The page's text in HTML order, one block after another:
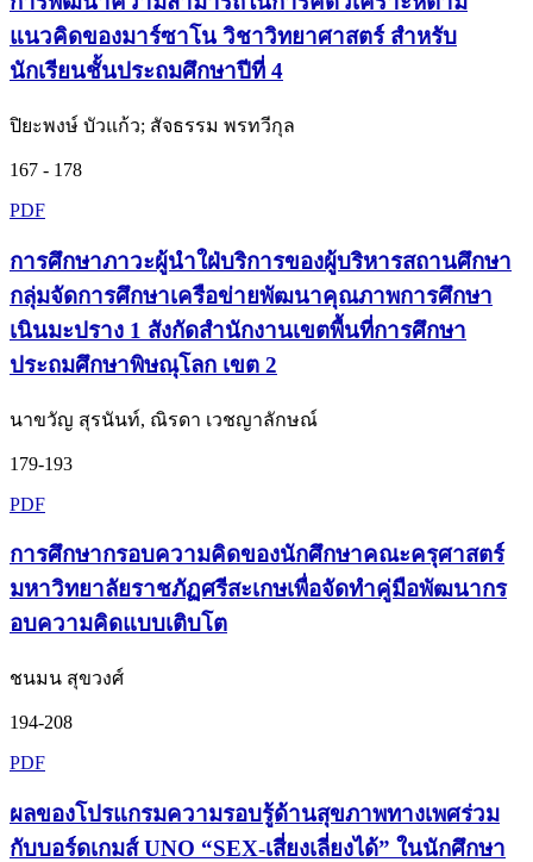
แนวคิดของมาร์ซาโน วิชาวิทยาศาสตร์ สำหรับ
นักเรียนชั้นประถมศึกษาปีที่ 4
ปิยะพงษ์ บัวแก้ว; สัจธรรม พรทวีกุล
167 - 178
PDF
การศึกษาภาวะผู้นำใฝ่บริการของผู้บริหารสถานศึกษา
กลุ่มจัดการศึกษาเครือข่ายพัฒนาคุณภาพการศึกษา
เนินมะปราง 1 สังกัดสำนักงานเขตพื้นที่การศึกษา
ประถมศึกษาพิษณุโลก เขต 2
นาขวัญ สุรนันท์, ณิรดา เวชญาลักษณ์
179-193
PDF
การศึกษากรอบความคิดของนักศึกษาคณะครุศาสตร์
มหาวิทยาลัยราชภัฏศรีสะเกษเพื่อจัดทำคู่มือพัฒนากร
อบความคิดแบบเติบโต
ชนมน สุขวงศ์
194-208
PDF
ผลของโปรแกรมความรอบรู้ด้านสุขภาพทางเพศร่วม
กับบอร์ดเกมส์ UNO “SEX-เสี่ยงเลี่ยงได้” ในนักศึกษา